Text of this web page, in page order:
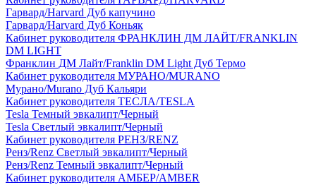
Гарвард/Harvard Дуб капучино
Гарвард/Harvard Дуб Коньяк
Кабинет руководителя ФРАНКЛИН ДМ ЛАЙТ/FRANKLIN
DM LIGHT
Франклин ДМ Лайт/Franklin DM Light Дуб Термо
Кабинет руководителя МУРАНО/MURANO
Мурано/Murano Дуб Кальяри
Кабинет руководителя ТЕСЛА/TESLA
Tesla Темный эвкалипт/Черный
Tesla Светлый эвкалипт/Черный
Кабинет руководителя РЕНЗ/RENZ
Ренз/Renz Светлый эвкалипт/Черный
Ренз/Renz Темный эвкалипт/Черный
Кабинет руководителя АМБЕР/AMBER